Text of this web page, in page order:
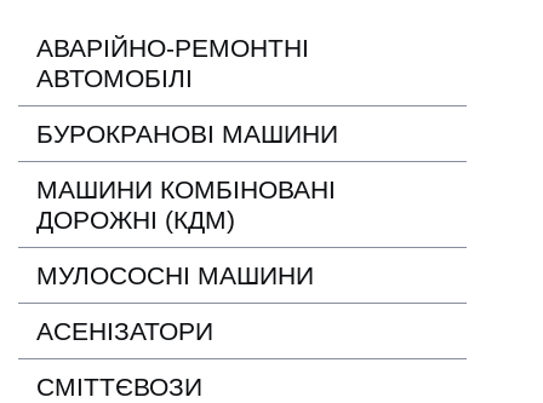
АВАРІЙНО-РЕМОНТНІ
АВТОМОБІЛІ
БУРОКРАНОВІ МАШИНИ
МАШИНИ КОМБІНОВАНІ
ДОРОЖНІ (КДМ)
МУЛОСОСНІ МАШИНИ
АСЕНІЗАТОРИ
СМІТТЄВОЗИ